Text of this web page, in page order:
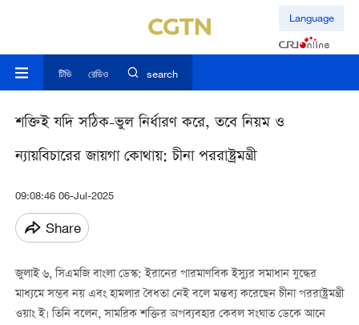
Language
টিভি রেডিও search
শক্তিই যদি সঠিক-ভুল নির্ধারণ করে, তবে নিয়ম ও
ন্যায়বিচারের জায়গা কোথায়: চীনা পররাষ্ট্রমন্ত্রী
09:08:46 06-Jul-2025
Share
জুলাই ৬, সিএমজি বাংলা ডেস্ক: ইরানের পারমাণবিক ইস্যুর সমাধান যুদ্ধের
মাধ্যমে সম্ভব নয় এবং হামলার বৈধতা নেই বলে মন্তব্য করেছেন চীনা পররাষ্ট্রমন্ত্রী
ওয়াং ই। তিনি বলেন, সামরিক শক্তির অপব্যবহার কেবল সংঘাত ডেকে আনে